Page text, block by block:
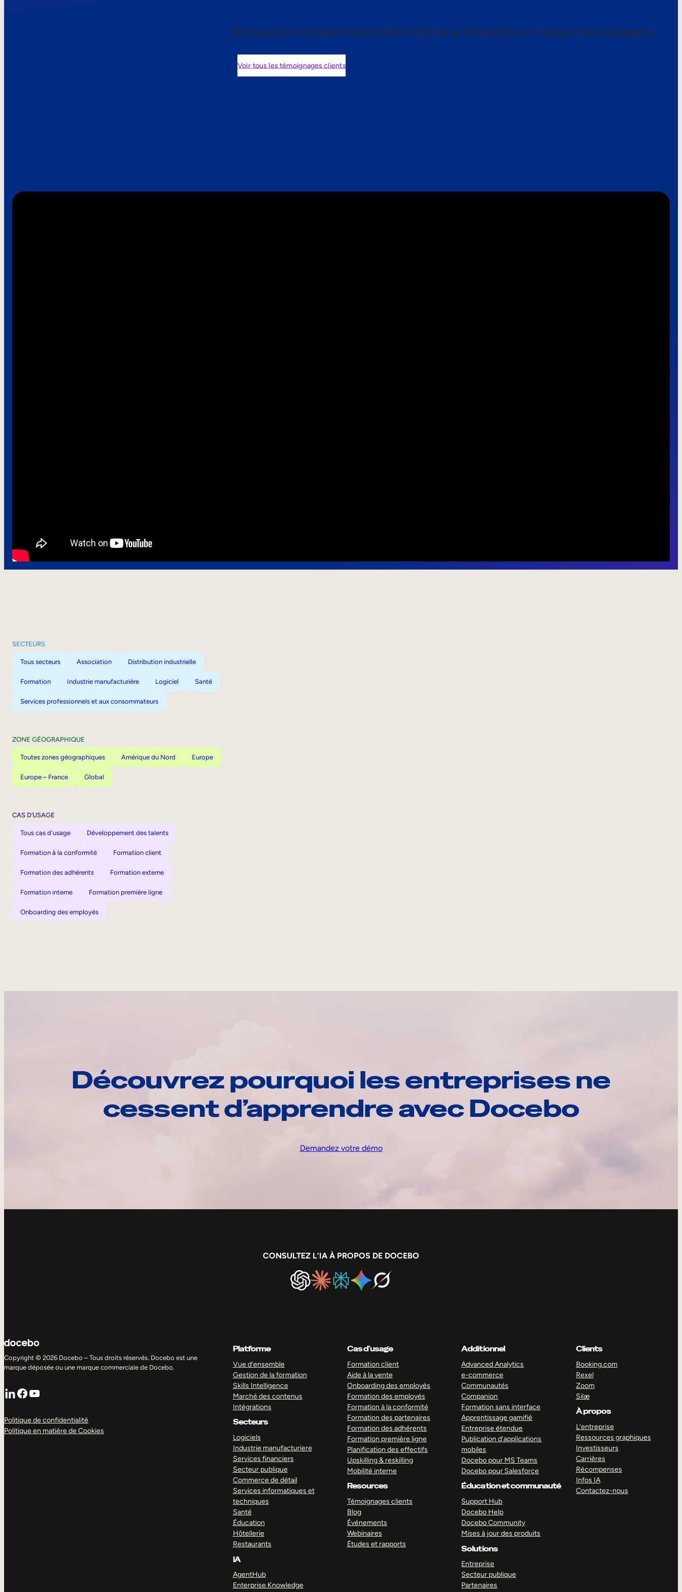
Découvrez comment nos clients font de la formation un moteur de croissance.
Voir tous les témoignages clients
SECTEURS
Tous secteurs Association Distribution industrielle
Formation Industrie manufacturière Logiciel Santé
Services professionnels et aux consommateurs
ZONE GÉOGRAPHIQUE
Toutes zones géographiques Amérique du Nord Europe
Europe – France Global
CAS D’USAGE
Tous cas d'usage Développement des talents
Formation à la conformité Formation client
Formation des adhérents Formation externe
Formation interne Formation première ligne
Onboarding des employés
Découvrez pourquoi les entreprises ne
cessent d’apprendre avec Docebo
Demandez votre démo
CONSULTEZ L’IA À PROPOS DE DOCEBO
Copyright © 2026 Docebo – Tous droits réservés. Docebo est une
marque déposée ou une marque commerciale de Docebo.
LinkedIn
Facebook
YouTube
Politique de confidentialité
Politique en matière de Cookies
Platforme
Vue d’ensemble
Gestion de la formation
Skills Intelligence
Marché des contenus
Intégrations
Secteurs
Logiciels
Industrie manufacturiere
Services financiers
Secteur publique
Commerce de détail
Services informatiques et
techniques
Santé
Éducation
Hôtellerie
Restaurants
IA
AgentHub
Enterprise Knowledge
Cas d’usage
Formation client
Aide à la vente
Onboarding des employés
Formation des employés
Formation à la conformité
Formation des partenaires
Formation des adhérents
Formation première ligne
Planification des effectifs
Upskilling & reskilling
Mobilité interne
Resources
Témoignages clients
Blog
Événements
Webinaires
Études et rapports
Additionnel
Advanced Analytics
e-commerce
Communautés
Companion
Formation sans interface
Apprentissage gamifié
Entreprise étendue
Publication d’applications
mobiles
Docebo pour MS Teams
Docebo pour Salesforce
Éducation et communauté
Support Hub
Docebo Help
Docebo Community
Mises à jour des produits
Solutions
Entreprise
Secteur publique
Partenaires
Clients
Booking.com
Rexel
Zoom
Silæ
À propos
L’entreprise
Ressources graphiques
Investisseurs
Carrières
Récompenses
Infos IA
Contactez-nous